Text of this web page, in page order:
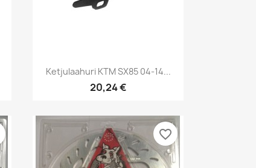
Pikakatselu
Ketjulaahuri KTM SX85 04-14...
20,24 €
favorite_border